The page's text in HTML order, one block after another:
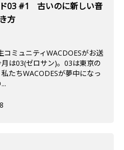
03 #1 古いのに新しい音
方
コミュニティWACDOESがお送
は03(ゼロサン)。03は東京の
たちWACODESが夢中になっ